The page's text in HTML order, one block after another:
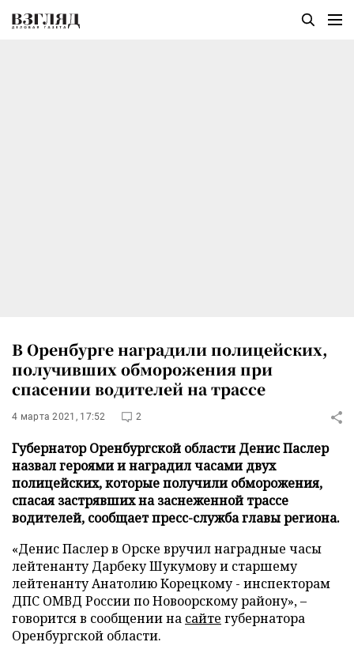
В Оренбурге наградили полицейских,
получивших обморожения при
спасении водителей на трассе
4 марта 2021, 17:52 2
Губернатор Оренбургской области Денис Паслер
назвал героями и наградил часами двух
полицейских, которые получили обморожения,
спасая застрявших на заснеженной трассе
водителей, сообщает пресс-служба главы региона.
«Денис Паслер в Орске вручил наградные часы
лейтенанту Дарбеку Шукумову и старшему
лейтенанту Анатолию Корецкому - инспекторам
ДПС ОМВД России по Новоорскому району», –
говорится в сообщении на сайте губернатора
Оренбургской области.